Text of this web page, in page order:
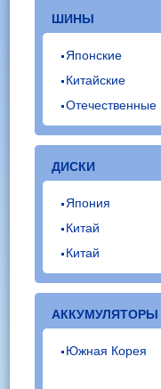
ШИНЫ
Японские
Китайские
Отечественные
ДИСКИ
Япония
Китай
Китай
АККУМУЛЯТОРЫ
Южная Корея